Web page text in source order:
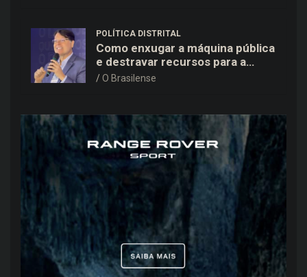
POLÍTICA DISTRITAL
Como enxugar a máquina pública
e destravar recursos para a
saúde e educação no DF
O Brasilense